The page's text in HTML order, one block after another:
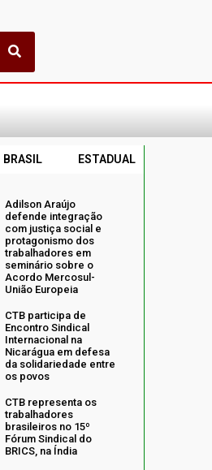
BRASIL ESTADUAL
Adilson Araújo
defende integração
com justiça social e
protagonismo dos
trabalhadores em
seminário sobre o
Acordo Mercosul-
União Europeia
CTB participa de
Encontro Sindical
Internacional na
Nicarágua em defesa
da solidariedade entre
os povos
CTB representa os
trabalhadores
brasileiros no 15º
Fórum Sindical do
BRICS, na Índia